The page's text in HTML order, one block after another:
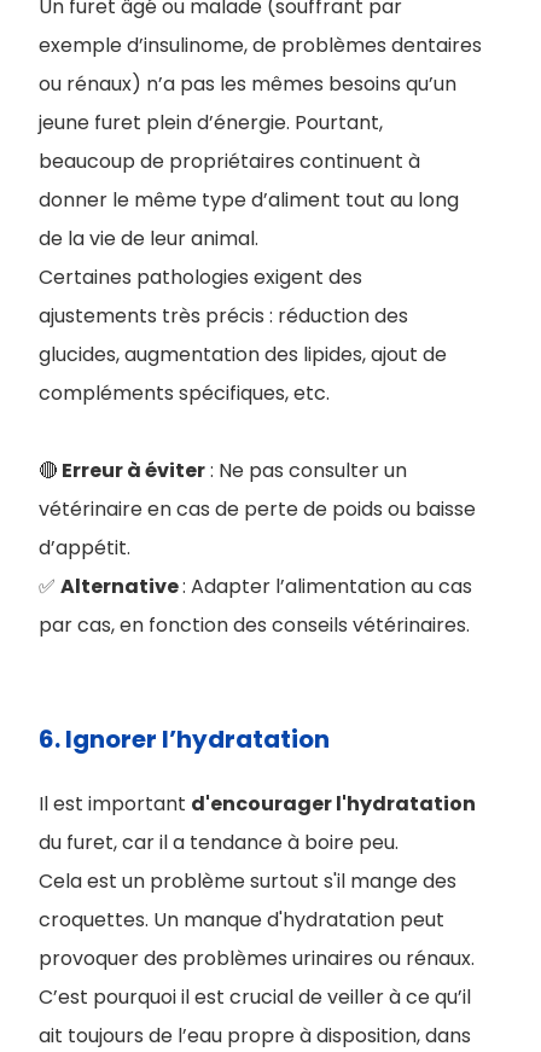
Un furet âgé ou malade (souffrant par
exemple d’insulinome, de problèmes dentaires
ou rénaux) n’a pas les mêmes besoins qu’un
jeune furet plein d’énergie. Pourtant,
beaucoup de propriétaires continuent à
donner le même type d’aliment tout au long
de la vie de leur animal.
Certaines pathologies exigent des
ajustements très précis : réduction des
glucides, augmentation des lipides, ajout de
compléments spécifiques, etc.
🔴 Erreur à éviter: Ne pas consulter un
vétérinaire en cas de perte de poids ou baisse
d’appétit.
✅ Alternative: Adapter l’alimentation au cas
par cas, en fonction des conseils vétérinaires.
6. Ignorer l’hydratation
Il est important d'encourager l'hydratation
du furet, car il a tendance à boire peu.
Cela est un problème surtout s'il mange des
croquettes. Un manque d'hydratation peut
provoquer des problèmes urinaires ou rénaux.
C’est pourquoi il est crucial de veiller à ce qu’il
ait toujours de l’eau propre à disposition, dans